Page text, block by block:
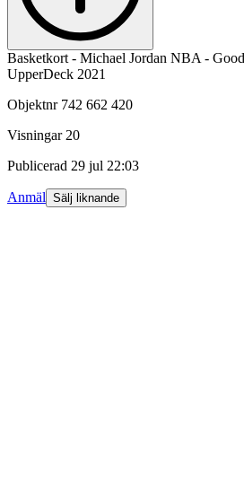
Basketkort - Michael Jordan NBA -
UpperDeck 2021
Objektnr 742 662 420
Visningar 20
Publicerad 29 jul 22:03
Anmäl Sälj liknande